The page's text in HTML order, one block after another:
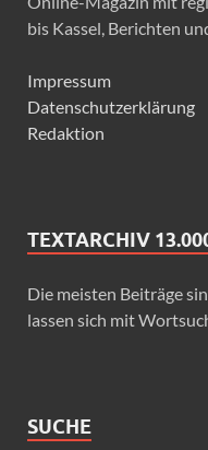
bis Kassel, Berichten
Impressum
Datenschutzerklärung
Redaktion
TEXTARCHIV
Die meisten Beiträge
lassen sich mit
SUCHE